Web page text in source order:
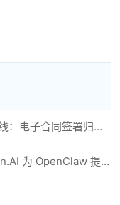
eSign.AI与Lark多维表格集成正式上线：电子合同签署归档全程自动化
'esign-automation' 技能发布：eSign.AI 为 OpenClaw 提供自动化电子签名能力